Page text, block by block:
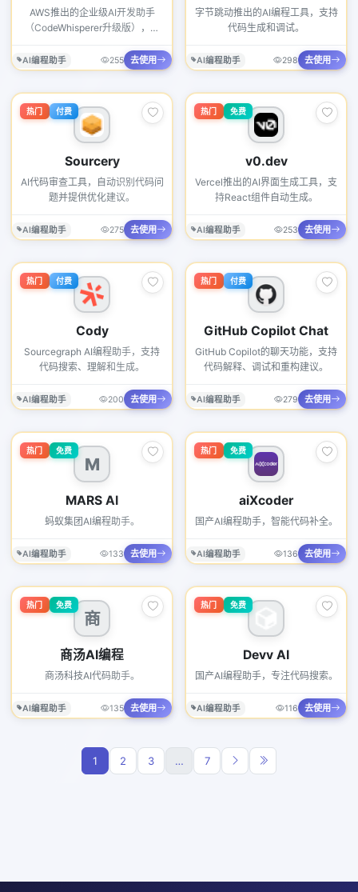
AWS推出的企业级AI开发助手
（CodeWhisperer升级版），深
码生成、安全漏洞扫描、架构建议
和自动化运维。2026年新
到Python的跨语言迁移和框架升
级任务。
AI编程助手 255 去使用
字节跳动推出的AI编程工具，支持
代码生成和调试。
AI编程助手 298 去使用
热门 付费
Sourcery
AI代码审查工具，自动识别代码问
题并提供优化建议。
AI编程助手 275 去使用
热门 免费
v0.dev
Vercel推出的AI界面生成工具，支
持React组件自动生成。
AI编程助手 253 去使用
热门 付费
Cody
Sourcegraph AI编程助手，支持
代码搜索、理解和生成。
AI编程助手 200 去使用
热门 付费
GitHub Copilot Chat
GitHub Copilot的聊天功能，支持
代码解释、调试和重构建议。
AI编程助手 279 去使用
M
热门 免费
MARS AI
蚂蚁集团AI编程助手。
AI编程助手 133 去使用
热门 免费
aiXcoder
国产AI编程助手，智能代码补全。
AI编程助手 136 去使用
商
热门 免费
商汤AI编程
商汤科技AI代码助手。
AI编程助手 135 去使用
热门 免费
Devv AI
国产AI编程助手，专注代码搜索。
AI编程助手 116 去使用
1 2 3 … 7